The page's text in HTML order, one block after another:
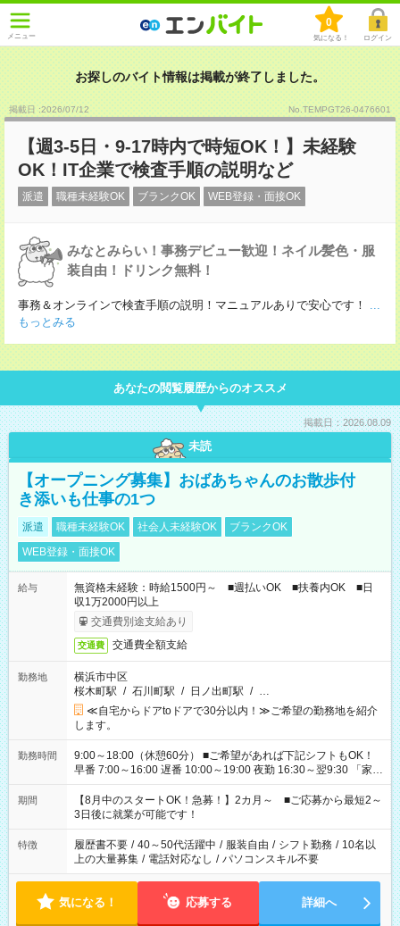
メニュー
0
気になる！ ログイン
お探しのバイト情報は掲載が終了しました。
掲載日 :2026/07/12 No.TEMPGT26-0476601
【週3‐5日・9‐17時内で時短OK！】未経験
OK！IT企業で検査手順の説明など
派遣 職種未経験OK ブランクOK WEB登録・面接OK
みなとみらい！事務デビュー歓迎！ネイル髪色・服
装自由！ドリンク無料！
事務＆オンラインで検査手順の説明！マニュアルありで安心です！
...
もっとみる
あなたの閲覧履歴からのオススメ
掲載日：2026.08.09
未読
【オープニング募集】おばあちゃんのお散歩付
き添いも仕事の1つ
派遣 職種未経験OK 社会人未経験OK
ブランクOK
WEB登録・面接OK
給与
無資格未経験：時給1500円～ ■週払いOK ■扶養内OK ■日
収1万2000円以上
交通費別途支給あり
交通費 交通費全額支給
勤務地
横浜市中区
桜木町駅 / 石川町駅 / 日ノ出町駅 / …
≪自宅からドアtoドアで30分以内！≫ご希望の勤務地を紹介
します。
勤務時間
9:00～18:00（休憩60分） ■ご希望があれば下記シフトもOK！
早番 7:00～16:00 遅番 10:00～19:00 夜勤 16:30～翌9:30 「家族
と休みを合わせたい」 「余裕を持って夕飯の準備がしたい」
「できれば残業はしたくない」 など、ご希望を教えてください
ね。 ※Wワーク希望の方へ 今ご覧のお仕事で希望する勤務時間
と、もう1つのお仕事の勤務時間。 合計で週40時間を超える場
合は応募できません。
期間
【8月中のスタートOK！急募！】2カ月～ ■ご応募から最短2～
3日後に就業が可能です！
特徴 履歴書不要 / 40～50代活躍中 / 服装自由 / シフト勤務 / 10名以
上の大量募集 / 電話対応なし / パソコンスキル不要
気になる！ 応募する 詳細へ